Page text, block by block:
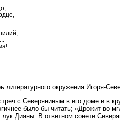
литературного окружения Игоря-
с Северяниным в его доме и в
было бы читать; «Дрожит во
лук Дианы. В ответном сонете